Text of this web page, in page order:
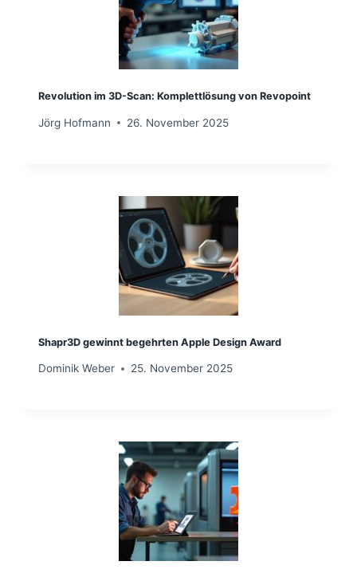
Revolution im 3D-Scan: Komplettlösung von Revopoint
Jörg Hofmann 26. November 2025
Shapr3D gewinnt begehrten Apple Design Award
Dominik Weber 25. November 2025